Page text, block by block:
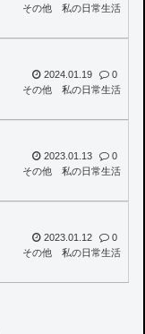
その他
私の日常生活
2024.01.19
0
その他
私の日常生活
2023.01.13
0
その他
私の日常生活
2023.01.12
0
その他
私の日常生活